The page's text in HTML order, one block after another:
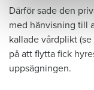
Därför sade den
med hänvisning till
kallade vårdplikt
på att flytta fick
uppsägningen.